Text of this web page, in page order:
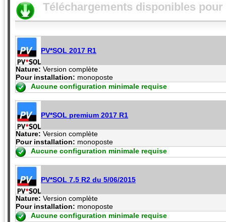
Téléchargements disponibles pour
PV*SOL 2017 R1
Nature: Version complète
Pour installation: monoposte
Aucune configuration minimale requise
PV*SOL premium 2017 R1
Nature: Version complète
Pour installation: monoposte
Aucune configuration minimale requise
PV*SOL 7.5 R2 du 5/06/2015
Nature: Version complète
Pour installation: monoposte
Aucune configuration minimale requise